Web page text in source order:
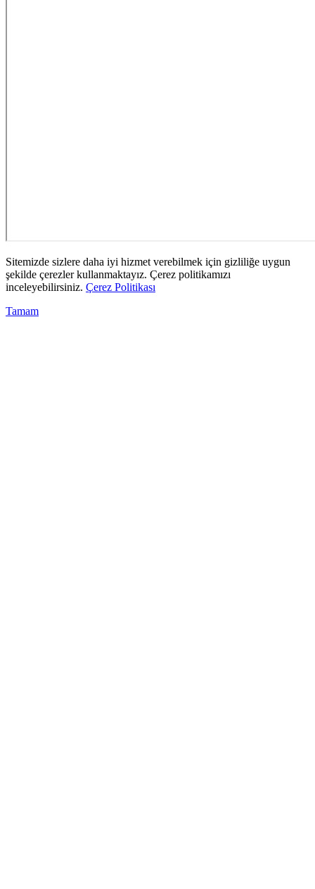
Sitemizde sizlere daha iyi hizmet verebilmek için gizliliğe uygun
şekilde çerezler kullanmaktayız. Çerez politikamızı
inceleyebilirsiniz. Çerez Politikası
Tamam